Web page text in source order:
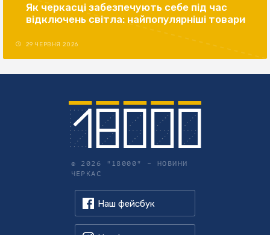
Як черкасці забезпечують себе під час
відключень світла: найпопулярніші товари
29 ЧЕРВНЯ 2026
© 2026 "18000" – НОВИНИ
ЧЕРКАС
Наш фейсбук